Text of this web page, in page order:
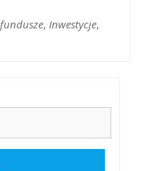
fundusze, Inwestycje,